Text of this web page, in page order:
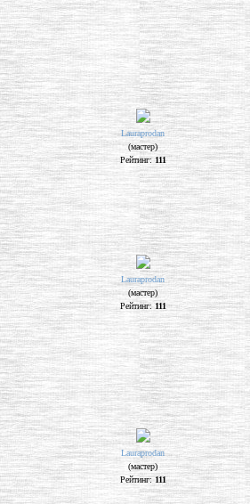
Lauraprodan
(мастер)
Рейтинг: 111
Lauraprodan
(мастер)
Рейтинг:111
Lauraprodan
(мастер)
Рейтинг:111